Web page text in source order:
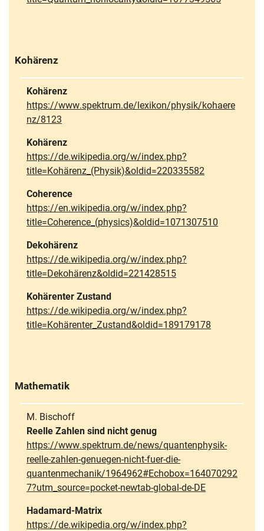
Kohärenz
Kohärenz
https://www.spektrum.de/lexikon/physik/kohaere
nz/8123
Kohärenz
https://de.wikipedia.org/w/index.php?
title=Kohärenz_(Physik)&oldid=220335582
Coherence
https://en.wikipedia.org/w/index.php?
title=Coherence_(physics)&oldid=1071307510
Dekohärenz
https://de.wikipedia.org/w/index.php?
title=Dekohärenz&oldid=221428515
Kohärenter Zustand
https://de.wikipedia.org/w/index.php?
title=Kohärenter_Zustand&oldid=189179178
Mathematik
M. Bischoff
Reelle Zahlen sind nicht genug
https://www.spektrum.de/news/quantenphysik-
reelle-zahlen-genuegen-nicht-fuer-die-
quantenmechanik/1964962#Echobox=164070292
7?utm_source=pocket-newtab-global-de-DE
Hadamard-Matrix
https://de.wikipedia.org/w/index.php?